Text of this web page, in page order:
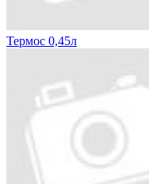
Термос 0,45л